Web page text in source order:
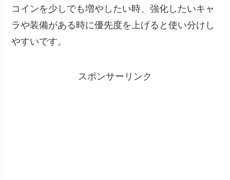
コインを少しでも増やしたい時、強化したいキャ
ラや装備がある時に優先度を上げると使い分けし
やすいです。
スポンサーリンク